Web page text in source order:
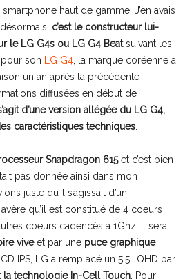
haut de gamme. J’en avais
c’est le constructeur lui-
le LG G4s ou LG G4 Beatsuivant les
pour son
LG G4 , la marque coréenne a
un an après la précédente
diffusées en début de
d’une version allégée du LG G4,
caractéristiques techniques
Snapdragon 615et c’est bien
pas donnée ainsi dans mon
juste qu’il s’agissait d’un
qu’il est constitué de 4 coeurs
coeurs cadencés à 1Ghz. Il sera
viveet par une puce graphique
IPS, LG a remplacé un 5,5″ QHD par
la technologie In-Cell Touch . Pour